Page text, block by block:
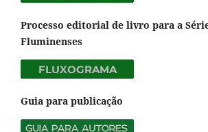
Processo editorial de livro para a
Fluminenses
Guia para publicação